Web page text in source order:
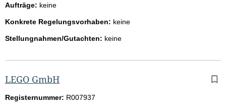
Aufträge: keine
Konkrete Regelungsvorhaben: keine
Stellungnahmen/Gutachten: keine
LEGO GmbH
Registernummer: R007937